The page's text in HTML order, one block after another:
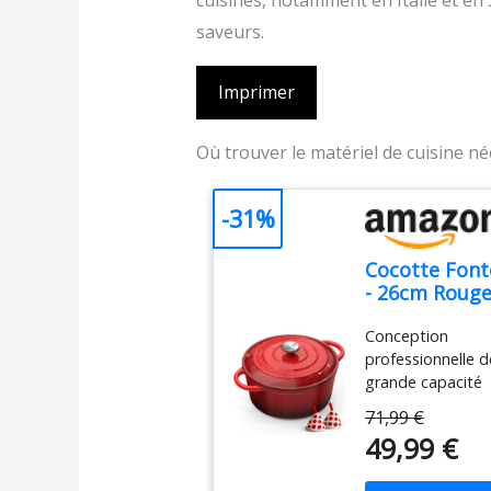
saveurs.
Imprimer
Où trouver le matériel de cuisine
Cocotte
- 26cm Rouge
Marmite Four
Hollandais
avec
Couvercle,
Topbooc 5L
Dutch Oven
Émaillée
Conception
professionnelle
grande capacité
environ 5 kg,
Topbooc
71,99 €
49,99 €
-31%